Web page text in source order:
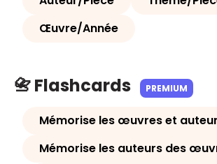
Œuvre/Année
📇 Flashcards PREMIUM
Mémorise les œuvres et
Mémorise les auteurs des